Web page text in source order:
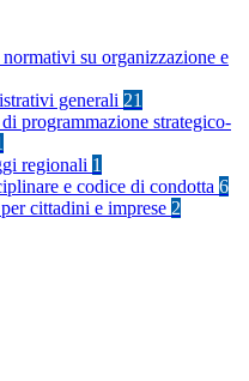
su organizzazione e
generali 21
programmazione strategico-
regionali 1
e codice di condotta 6
cittadini e imprese 2